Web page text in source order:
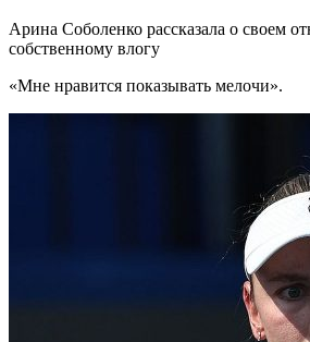
Арина Соболенко рассказала о своем
собственному влогу
«Мне нравится показывать мелочи».